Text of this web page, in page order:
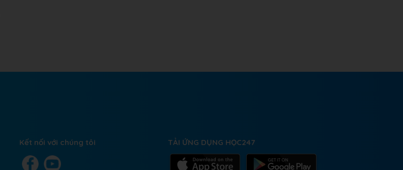
Kết nối với chúng tôi TẢI ỨNG DỤNG HỌC247